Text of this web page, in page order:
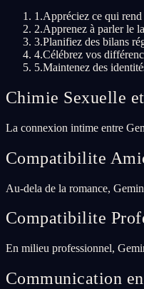
1 .Appréciez ce qui
2.Apprenez à parler le
3.Planifiez des bilans
4.Célébrez vos
5.Maintenez des
Chimie Sexuelle
La connexion intime entre
Compatibilite
Au-dela de la romance,
Compatibilite
En milieu professionnel,
Communication